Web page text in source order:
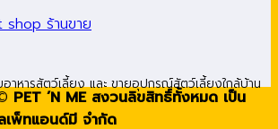
อาหารสัตว์เลี้ยง และ ขายอุปกรณ์สัตว์เลี้ยงใกล้บ้าน
PET ’N ME สงวนลิขสิทธิ์ทั้งหมด เป็น
เพ็ทแอนด์มี จำกัด